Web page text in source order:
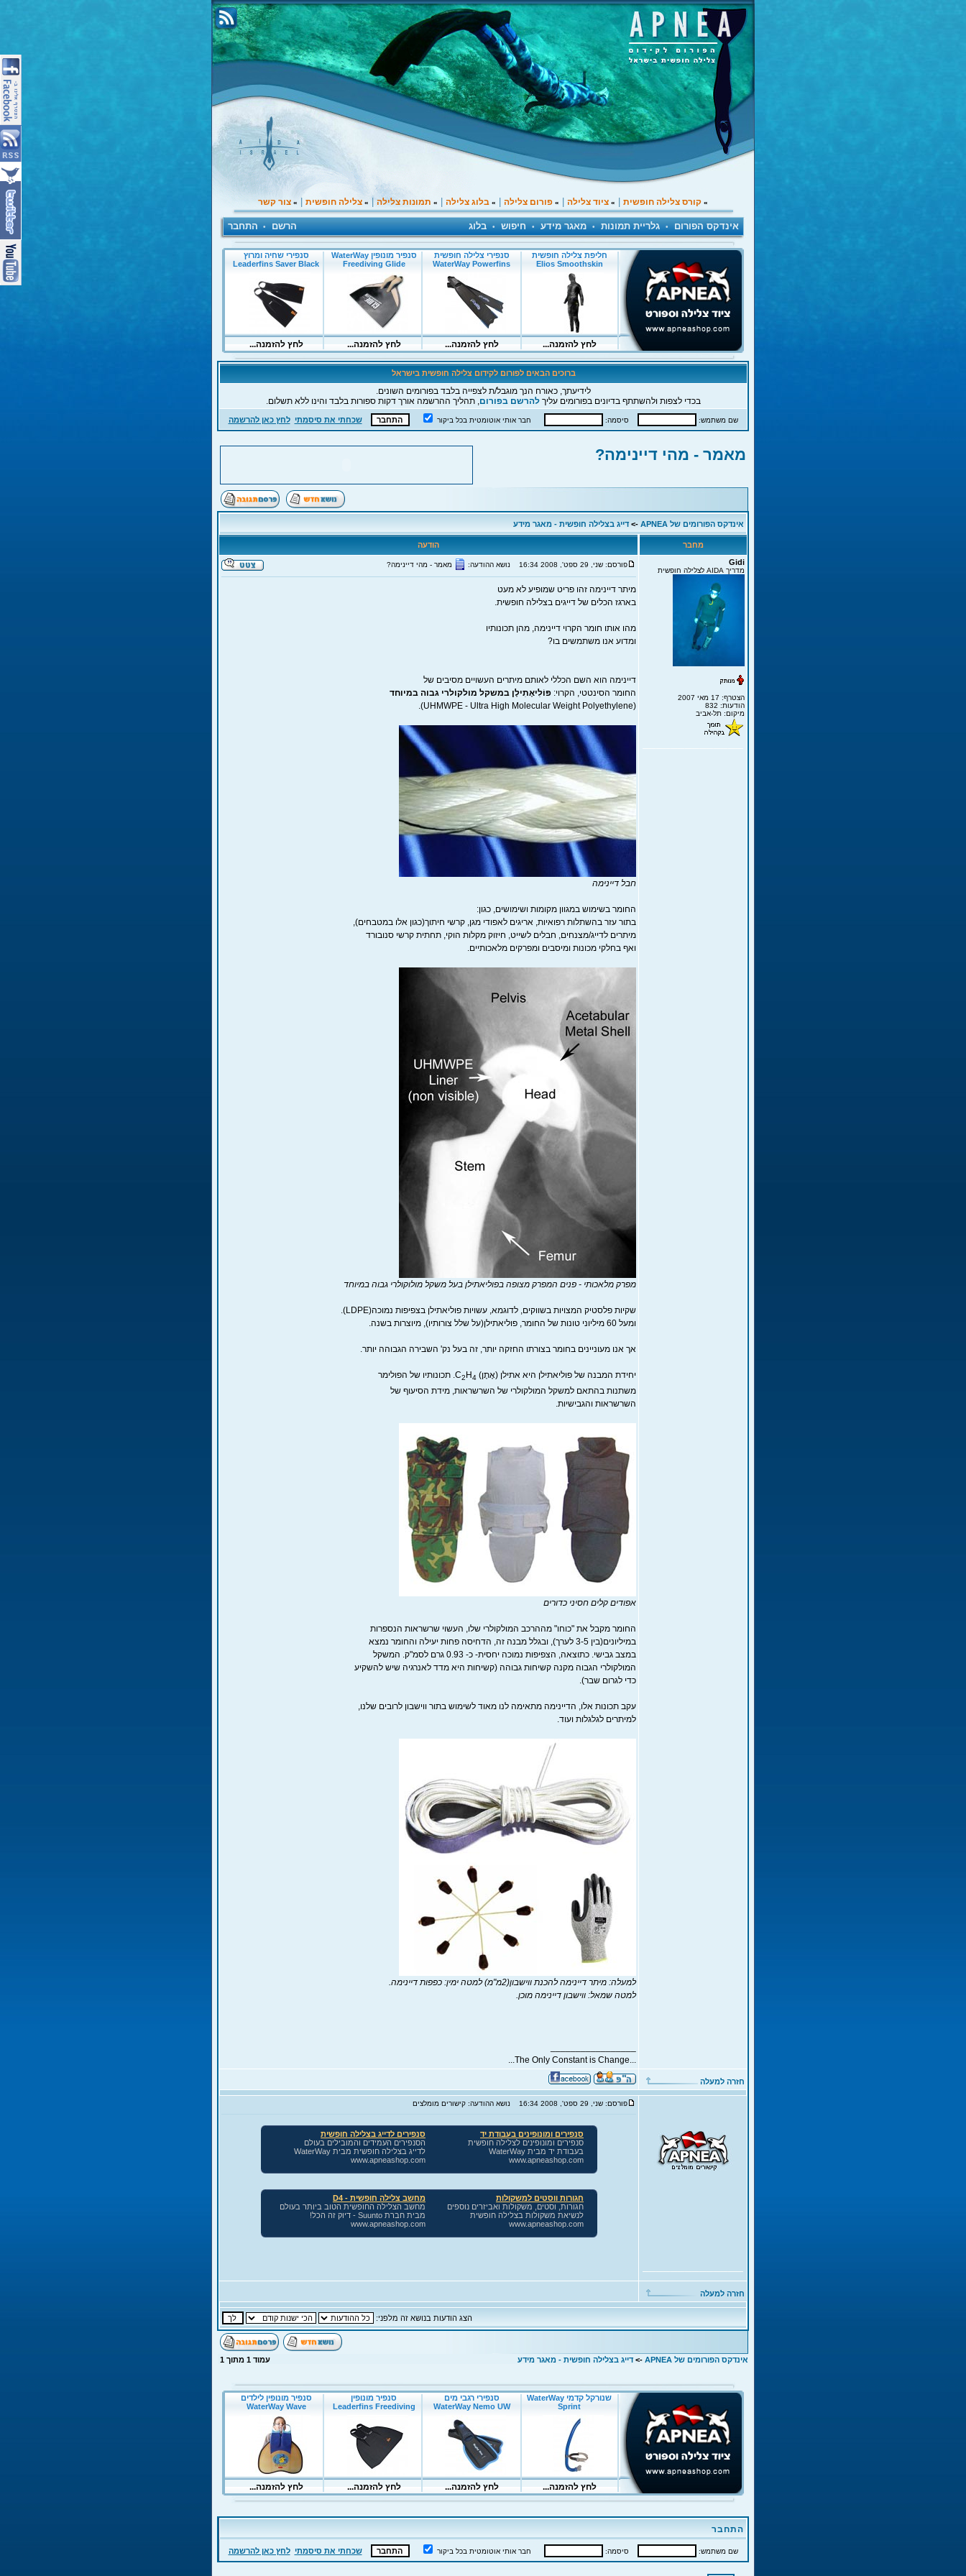
» קורס צלילה חופשית » ציוד צלילה » פורום צלילה » בלוג צלילה » תמונות צלילה » צלילה חופשית » צור קשר
אינדקס הפורום • גלריית תמונות • מאגר מידע • חיפוש • בלוג הרשם • התחבר
ברוכים הבאים לפורום לקידום צלילה חופשית בישראל
לידיעתך, כאורח הנך מוגבל/ת לצפייה בלבד בפורומים השונים.
בכדי לצפות ולהשתתף בדיונים בפורומים עליךלהרשם בפורום, תהליך ההרשמה אורך דקות ספורות בלבד והינו ללא תשלום.
שם משתמש: סיסמה: חבר אותי אוטומטית בכל ביקור שכחתי את סיסמתי לחץ כאן להרשמה
מאמר - מהי דיינימה?
אינדקס הפורומים של APNEA ->דייג בצלילה חופשית - מאגר מידע
מחבר
הודעה
Gidi
מדריך AIDA לצלילה חופשית
הצטרף: 17 מאי 2007
הודעות: 832
מיקום: תל-אביב
פורסם: שני, 29 ספט', 2008 16:34 נושא ההודעה: מאמר - מהי דיינימה?
מיתר דיינימה זהו פריט שמופיע לא מעט
בארגז הכלים של דייגים בצלילה חופשית.
מהו אותו חומר הקרוי דיינימה, מהן תכונותיו
ומדוע אנו משתמשים בו?
דיינימה הוא השם הכללי לאותם מיתרים העשויים מסיבים של
החומר הסינטטי, הקרוי: פּוֹלִיאֶתִילֶן במשקל מולקולרי גבוה במיוחד
(UHMWPE - Ultra High Molecular Weight Polyethylene).
חבל דיינימה
החומר בשימוש במגוון מקומות ושימושים, כגון:
בתור עזר בהשתלות רפואיות, אריגים לאפודי מגן, קרשי חיתוך(כגון אלו במטבחים),
מיתרים לדייג/מצנחים, חבלים לשייט, חיזוק מקלות הוקי, תחתית קרשי סנובורד
ואף בחלקי מכונות ומיסבים ומפרקים מלאכותיים.
מפרק מלאכותי - פנים המפרק מצופה בפוליאתילן בעל משקל מולוקולרי גבוה במיוחד
שקיות פלסטיק המצויות בשווקים, לדוגמא, עשויות פוליאתילן בצפיפות נמוכה(LDPE).
ומעל 60 מיליוני טונות של החומר, פוליאתילן(על שלל צורותיו), מיוצרות בשנה.
אך אנו מעוניינים בחומר בצורתו החזקה יותר, זה בעל נק' השבירה הגבוהה יותר.
יחידת המבנה של פוליאתילן היא אתילן (אֶ‏תֶ‏ן) C 2 H4
. תכונותיו של הפולימר
משתנות בהתאם למשקל המולקולרי של השרשראות, מידת הסיעוף של
השרשראות והגבישיות.
אפודים קלים חסיני כדורים
החומר מקבל את "כוחו" מההרכב המולקולרי שלו, העשוי שרשראות הנספרות
במיליונים(בין 3-5 לערך), ובגלל מבנה זה, הדחיסה פחות יעילה והחומר נמצא
במצב גבישי. כתוצאה, הצפיפות נמוכה יחסית- כ- 0.93 גרם לסמ"ק. המשקל
המולקולרי הגבוה מקנה קשיחות גבוהה (קשיחות היא מדד לאנרגיה שיש להשקיע
כדי לגרום שבר).
עקב תכונות אלו, הדיינימה מתאימה לנו מאוד לשימוש בתור ווישבון לרובים שלנו,
למיתרים לגלגלות ועוד.
למעלה: מיתר דיינימה להכנת ווישבון(2מ"מ) למטה ימין: כפפות דיינימה.
למטה שמאל: ווישבון דיינימה מוכן.
...The Only Constant is Change...
חזרה למעלה
פורסם: שני, 29 ספט', 2008 16:34 נושא ההודעה: קישורים מומלצים
חזרה למעלה
הצג הודעות בנושא זה מלפני:
אינדקס הפורומים של APNEA ->דייג בצלילה חופשית - מאגר מידע עמוד 1 מתוך 1
התחבר
שם משתמש: סיסמה: חבר אותי אוטומטית בכל ביקור שכחתי את סיסמתי לחץ כאן להרשמה